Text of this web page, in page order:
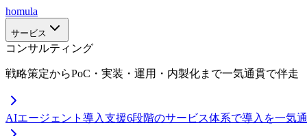
homula
サービス
コンサルティング
戦略策定からPoC・実装・運用・内製化まで一気通貫で伴走
AIエージェント導入支援6段階のサービス体系で導入を一気